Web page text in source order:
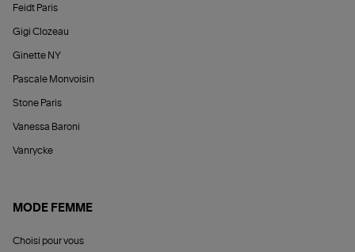
Feidt Paris
Gigi Clozeau
Ginette NY
Pascale Monvoisin
Stone Paris
Vanessa Baroni
Vanrycke
MODE FEMME
Choisi pour vous